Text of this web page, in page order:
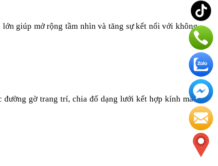
giúp mở rộng tầm nhìn và tăng sự kết nối với không
gờ trang trí, chia đố dạng lưới kết hợp kính màu